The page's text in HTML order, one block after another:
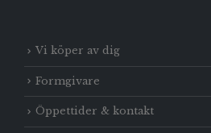
Vi köper av dig
Formgivare
Öppettider & kontakt